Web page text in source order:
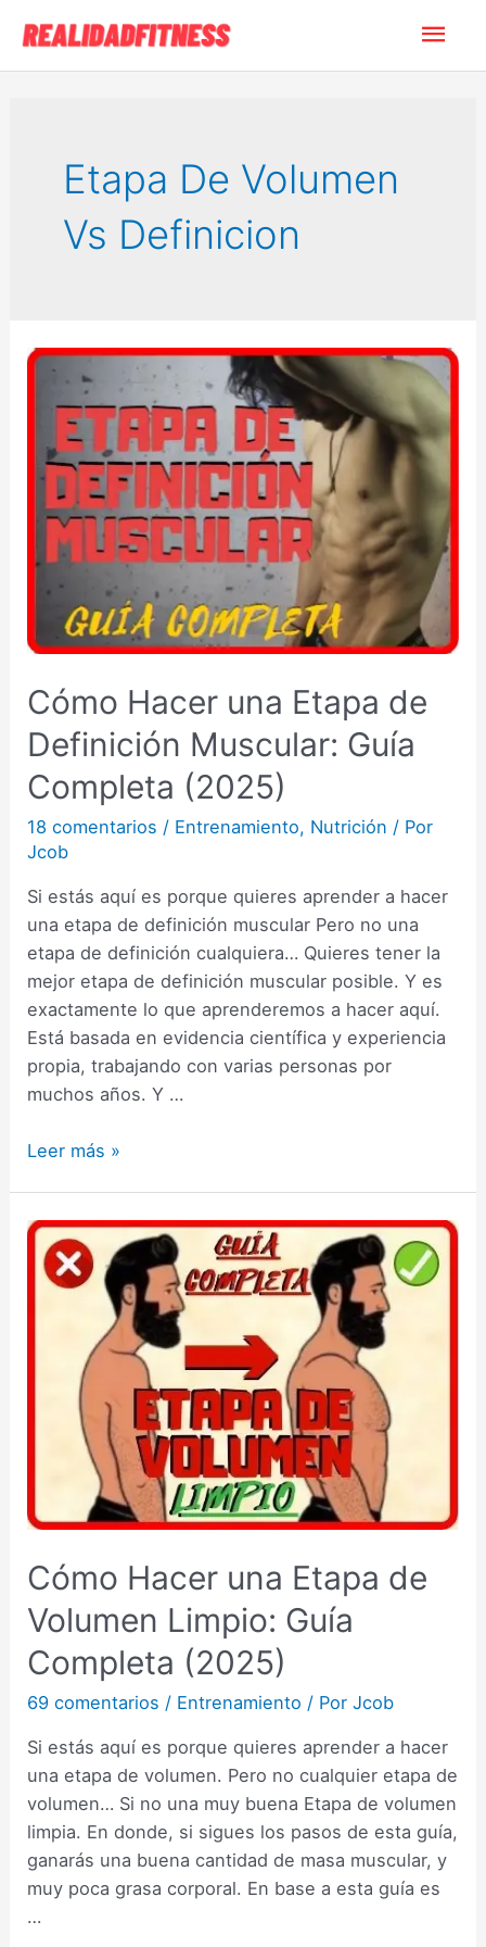
contenido
Etapa De Volumen
Vs Definicion
Cómo Hacer una Etapa de
Definición Muscular: Guía
Completa (2025)
18 comentarios / Entrenamiento, Nutrición / Por
Jcob
Si estás aquí es porque quieres aprender a hacer
una etapa de definición muscular Pero no una
etapa de definición cualquiera… Quieres tener la
mejor etapa de definición muscular posible. Y es
exactamente lo que aprenderemos a hacer aquí.
Está basada en evidencia científica y experiencia
propia, trabajando con varias personas por
muchos años. Y …
Cómo
Etapa
de
Definición
Completa
Leer más »
Cómo Hacer una Etapa de
Volumen Limpio: Guía
Completa (2025)
69 comentarios / Entrenamiento / PorJcob
Si estás aquí es porque quieres aprender a hacer
una etapa de volumen. Pero no cualquier etapa de
volumen… Si no una muy buena Etapa de volumen
limpia. En donde, si sigues los pasos de esta guía,
ganarás una buena cantidad de masa muscular, y
muy poca grasa corporal. En base a esta guía es
…